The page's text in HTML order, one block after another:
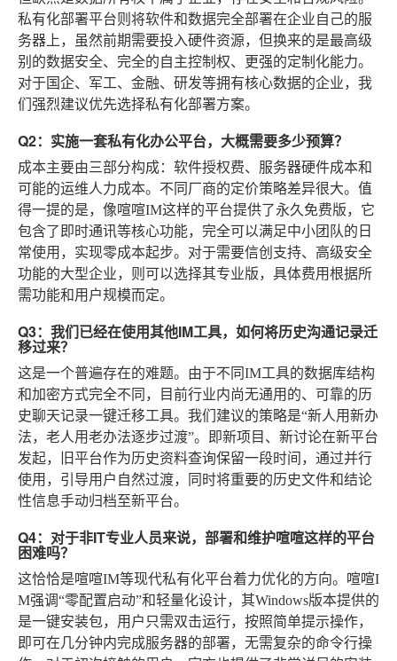
私有化部署平台则将软件和数据完全部署在企业自己的服
务器上，虽然前期需要投入硬件资源，但换来的是最高级
别的数据安全、完全的自主控制权、更强的定制化能力。
对于国企、军工、金融、研发等拥有核心数据的企业，我
们强烈建议优先选择私有化部署方案。
Q2：实施一套私有化办公平台，大概需要多少预算？
成本主要由三部分构成：软件授权费、服务器硬件成本和
可能的运维人力成本。不同厂商的定价策略差异很大。值
得一提的是，像喧喧IM这样的平台提供了永久免费版，它
包含了即时通讯等核心功能，完全可以满足中小团队的日
常使用，实现零成本起步。对于需要信创支持、高级安全
功能的大型企业，则可以选择其专业版，具体费用根据所
需功能和用户规模而定。
Q3：我们已经在使用其他IM工具，如何将历史沟通记录迁
移过来？
这是一个普遍存在的难题。由于不同IM工具的数据库结构
和加密方式完全不同，目前行业内尚无通用的、可靠的历
史聊天记录一键迁移工具。我们建议的策略是“新人用新办
法，老人用老办法逐步过渡”。即新项目、新讨论在新平台
发起，旧平台作为历史资料查询保留一段时间，通过并行
使用，引导用户自然过渡，同时将重要的历史文件和结论
性信息手动归档至新平台。
Q4：对于非IT专业人员来说，部署和维护喧喧这样的平台
困难吗？
这恰恰是喧喧IM等现代私有化平台着力优化的方向。喧喧I
M强调“零配置启动”和轻量化设计，其Windows版本提供的
是一键安装包，用户只需双击运行，按照简单提示操作，
即可在几分钟内完成服务器的部署，无需复杂的命令行操